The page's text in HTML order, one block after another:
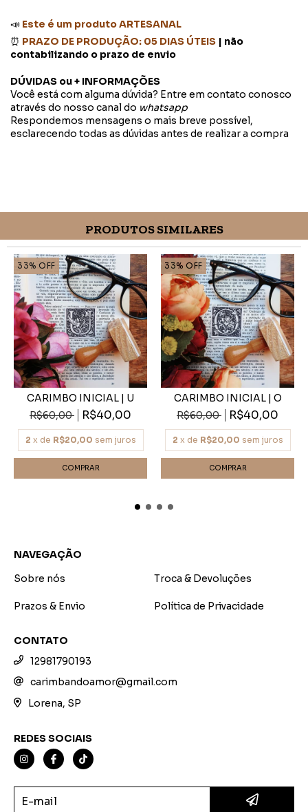
📣 Este é um produto ARTESANAL
⏰ PRAZO DE PRODUÇÃO: 05 DIAS ÚTEIS | não
contabilizando o prazo de envio
DÚVIDAS ou + INFORMAÇÕES
Você está com alguma dúvida? Entre em contato conosco
através do nosso canal do whatsapp
Respondemos mensagens o mais breve possível,
esclarecendo todas as dúvidas antes de realizar a compra
PRODUTOS SIMILARES
33% OFF
CARIMBO INICIAL | U
R$60,00
R$40,00
2 x de R$20,00 sem juros
33% OFF
CARIMBO INICIAL | O
R$60,00
R$40,00
2 x de R$20,00 sem juros
NAVEGAÇÃO
Sobre nós
Troca & Devoluções
Prazos & Envio Política de Privacidade
CONTATO
12981790193
carimbandoamor@gmail.com
Lorena, SP
REDES SOCIAIS